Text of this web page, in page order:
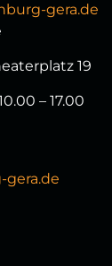
gera.de
19
– 17.00
gera.de